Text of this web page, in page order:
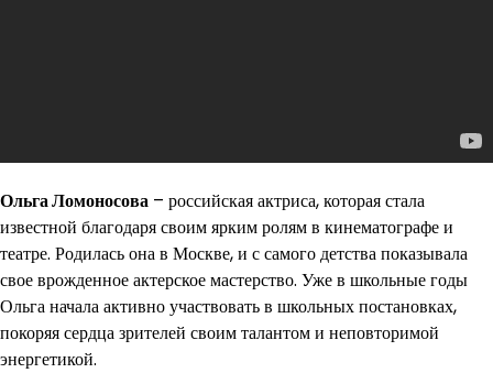
Ольга Ломоносова – российская актриса, которая стала
известной благодаря своим ярким ролям в кинематографе и
театре. Родилась она в Москве, и с самого детства показывала
свое врожденное актерское мастерство. Уже в школьные годы
Ольга начала активно участвовать в школьных постановках,
покоряя сердца зрителей своим талантом и неповторимой
энергетикой.